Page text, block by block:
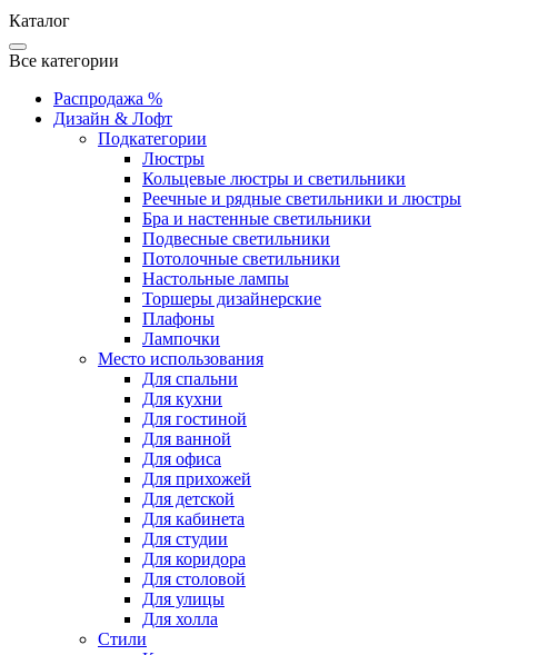
Каталог
Все категории
Распродажа %
Дизайн & Лофт
Подкатегории
Люстры
Кольцевые люстры и светильники
Реечные и рядные светильники и люстры
Бра и настенные светильники
Подвесные светильники
Потолочные светильники
Настольные лампы
Торшеры дизайнерские
Плафоны
Лампочки
Место использования
Для спальни
Для кухни
Для гостиной
Для ванной
Для офиса
Для прихожей
Для детской
Для кабинета
Для студии
Для коридора
Для столовой
Для улицы
Для холла
Стили